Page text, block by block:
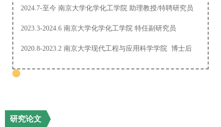
2024.7-至今 南京大学化学化工学院 助理教授/特聘研究员
2023.3-2024.6 南京大学化学化工学院 特任副研究员
2020.8-2023.2 南京大学现代工程与应用科学学院 博士后
研究论文